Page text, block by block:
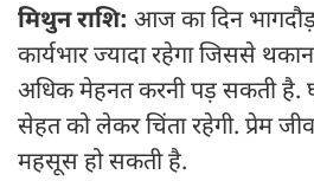
मिथुन राशि: आज का दिन
कार्यभार ज्यादा रहेगा जिससे
अधिक मेहनत करनी पड़ सकती है.
सेहत को लेकर चिंता रहेगी. प्रेम
महसूस हो सकती है.